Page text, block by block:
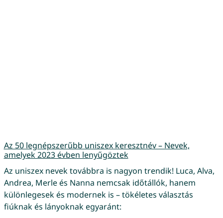
Az 50 legnépszerűbb uniszex keresztnév – Nevek,
amelyek 2023 évben lenyűgöztek
Az uniszex nevek továbbra is nagyon trendik! Luca, Alva,
Andrea, Merle és Nanna nemcsak időtállók, hanem
különlegesek és modernek is – tökéletes választás
fiúknak és lányoknak egyaránt: